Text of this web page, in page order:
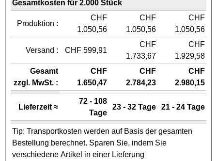
Gesamtkosten für 2.000 Stück
Produktion :
CHF
1.050,56
CHF
1.050,56
CHF
1.050,56
Versand : CHF 599,91
CHF
1.733,67
CHF
1.929,58
Gesamt
zzgl. MwSt. :
CHF
1.650,47
CHF
2.784,23
CHF
2.980,15
Lieferzeit ≈
72 - 108
Tage
23 - 32 Tage 21 - 24 Tage
Tip: Transportkosten werden auf Basis der gesamten
Bestellung berechnet. Sparen Sie, indem Sie
verschiedene Artikel in einer Lieferung